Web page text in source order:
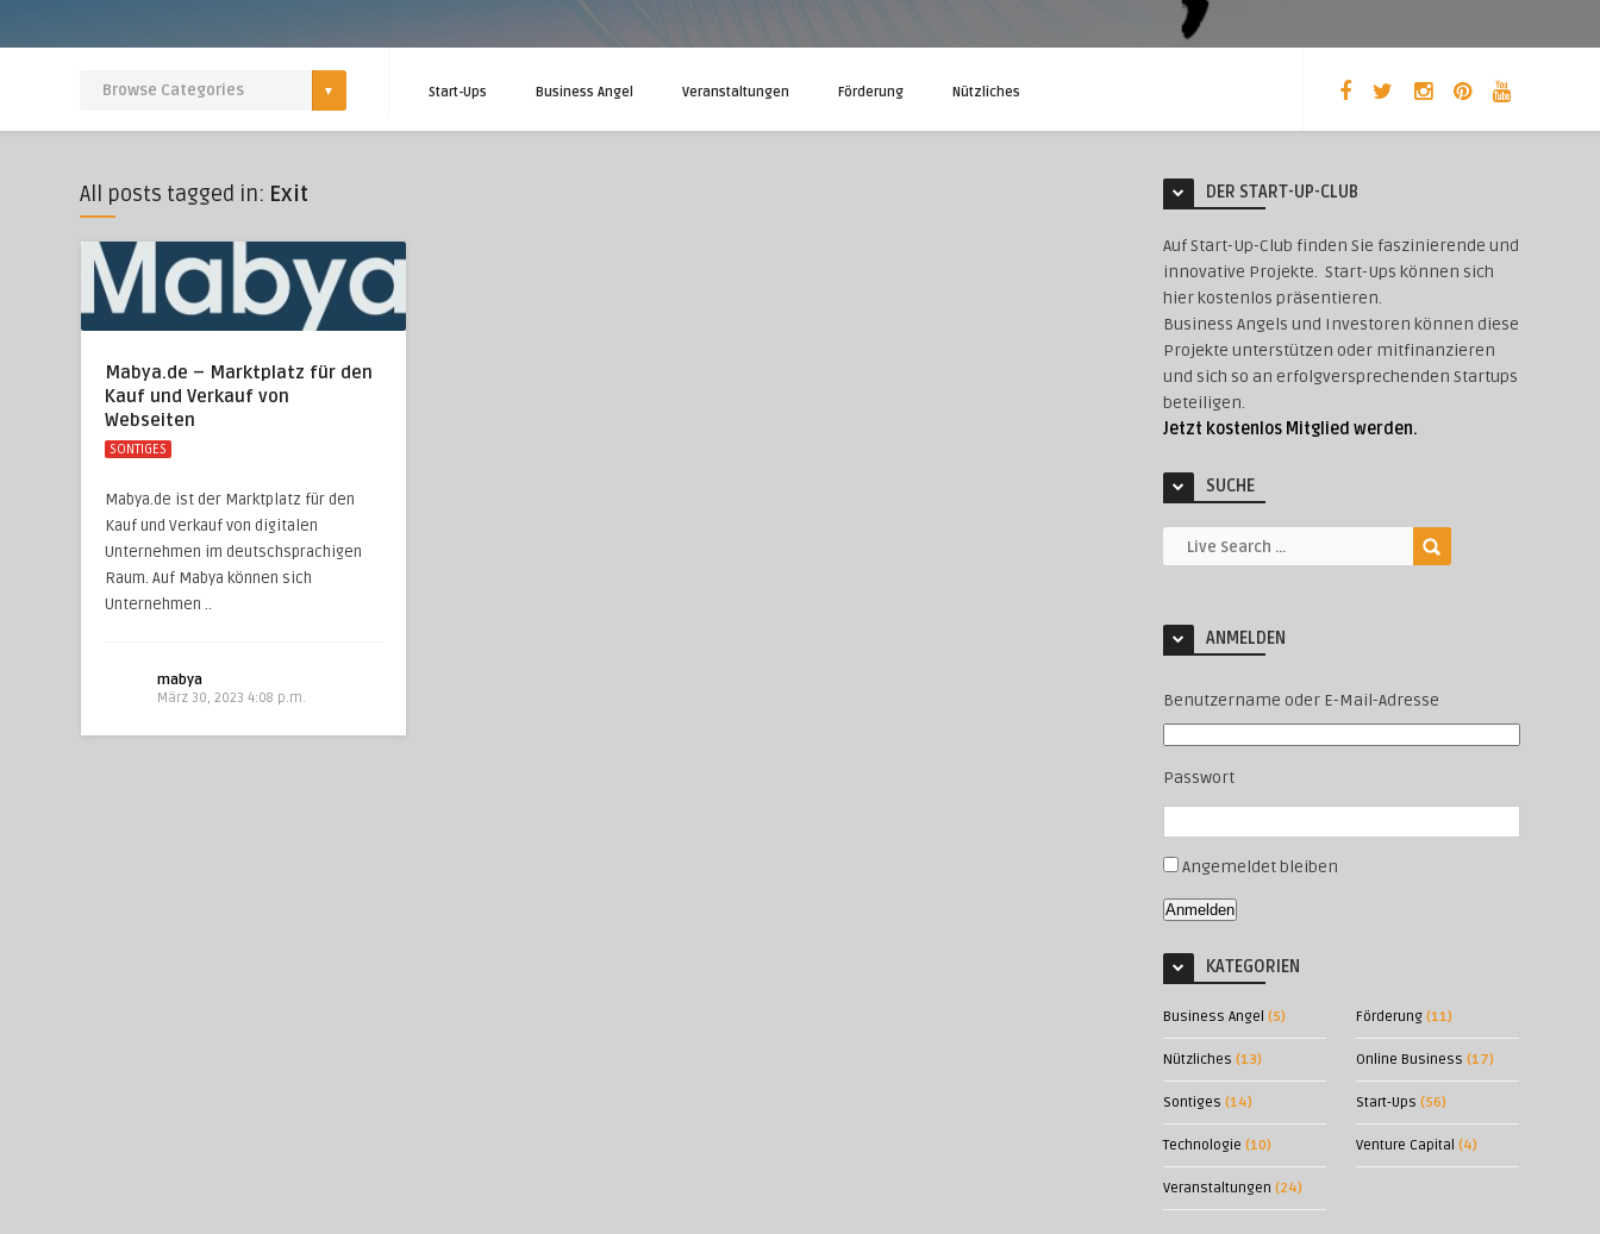
Start-Ups Business Angel Veranstaltungen Förderung Nützliches
All posts tagged in: Exit
Mabya.de – Marktplatz für den
Kauf und Verkauf von
Webseiten
SONTIGES
Mabya.de ist der Marktplatz für den
Kauf und Verkauf von digitalen
Unternehmen im deutschsprachigen
Raum. Auf Mabya können sich
Unternehmen ..
mabya
März 30, 2023 4:08 p.m.
DER START-UP-CLUB
Auf Start-Up-Club finden Sie faszinierende und
innovative Projekte. Start-Ups können sich
hier kostenlos präsentieren.
Business Angels und Investoren können diese
Projekte unterstützen oder mitfinanzieren
und sich so an erfolgversprechenden Startups
beteiligen.
Jetzt kostenlos Mitglied werden.
SUCHE
ANMELDEN
Benutzername oder E-Mail-Adresse
Passwort
Angemeldet bleiben
Anmelden
KATEGORIEN
Business Angel (5) Förderung (11)
Nützliches (13) Online Business (17)
Sontiges (14) Start-Ups (56)
Technologie (10) Venture Capital (4)
Veranstaltungen (24)